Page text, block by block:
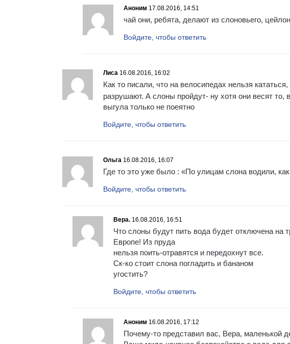
Аноним 17.08.2016, 14:51
чай они, ребята, делают из слоновьего,
Войдите, чтобы ответить
Лиса 16.08.2016, 16:02
Как то писали, что на велосипедах нельзя
разрушают. А слоны пройдут- ну хотя они весят то,
выгула только не поеятно
Войдите, чтобы ответить
Ольга 16.08.2016, 16:07
Где то это уже было : «По улицам слона водили,
Войдите, чтобы ответить
Вера. 16.08.2016, 16:51
Что слоны будут пить вода будет отключена на
Европе! Из пруда
нельзя поить-отравятся и передохнут все.
Ск-ко стоит слона погладить и бананом
угостить?
Войдите, чтобы ответить
Аноним 16.08.2016, 17:12
Почему-то представил вас, Вера, маленькой